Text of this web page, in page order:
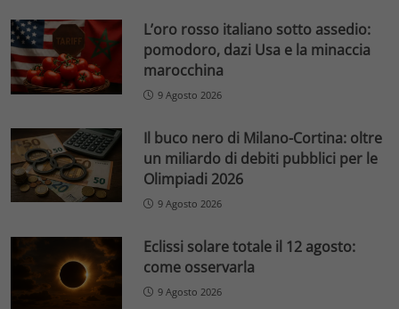
L’oro rosso italiano sotto assedio:
pomodoro, dazi Usa e la minaccia
marocchina
9 Agosto 2026
Il buco nero di Milano-Cortina: oltre
un miliardo di debiti pubblici per le
Olimpiadi 2026
9 Agosto 2026
Eclissi solare totale il 12 agosto:
come osservarla
9 Agosto 2026